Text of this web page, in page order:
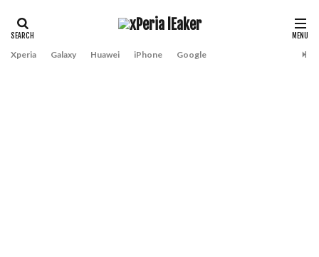
Xperia Galaxy Huawei iPhone Google